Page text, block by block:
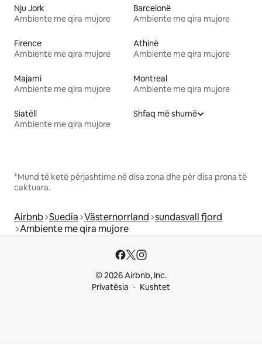
Nju Jork
Ambiente me qira mujore
Barcelonë
Ambiente me qira mujore
Firence
Ambiente me qira mujore
Athinë
Ambiente me qira mujore
Majami
Ambiente me qira mujore
Montreal
Ambiente me qira mujore
Siatëll
Ambiente me qira mujore
Shfaq më shumë
*Mund të ketë përjashtime në disa zona dhe për disa prona të
caktuara.
Airbnb Suedia Västernorrland sundasvall fjord
Ambiente me qira mujore
© 2026 Airbnb, Inc.
Privatësia
Kushtet